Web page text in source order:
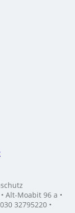
Moabit 96 a •
32795220 •